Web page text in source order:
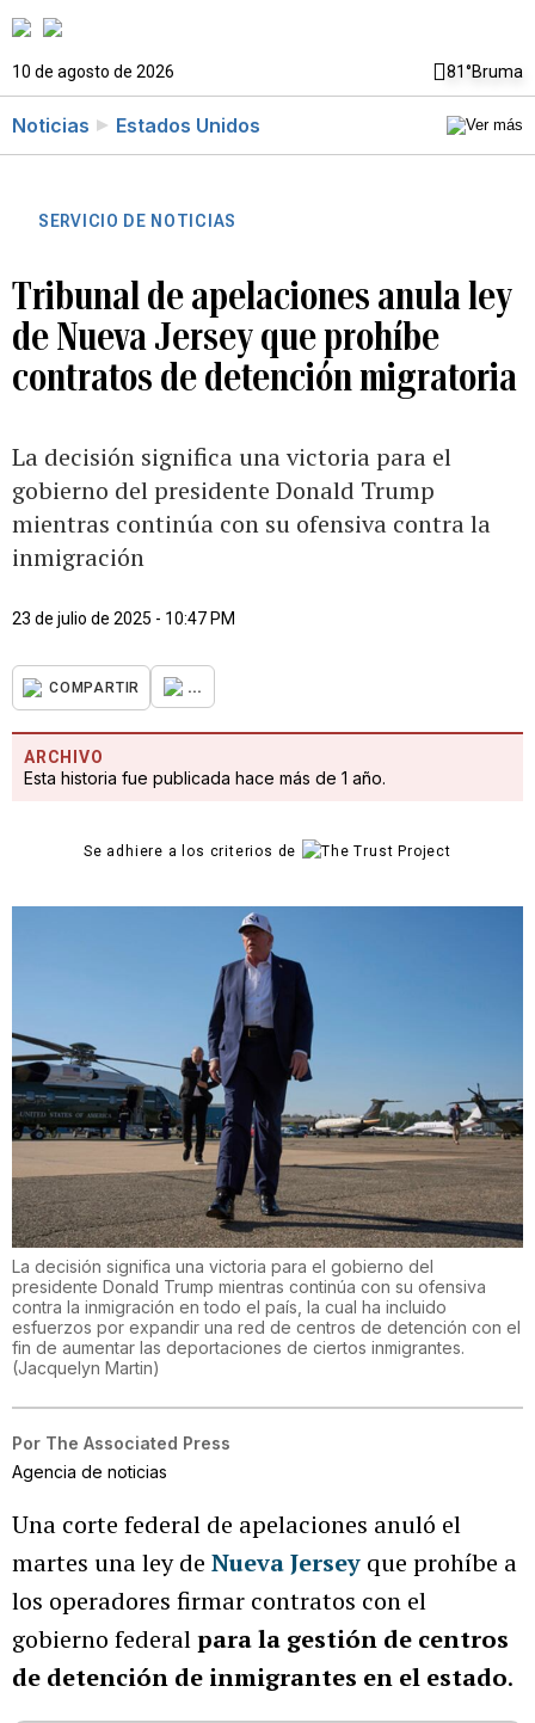
10 de agosto de 2026 81°Bruma
Noticias Estados Unidos
SERVICIO DE NOTICIAS
Tribunal de apelaciones anula ley
de Nueva Jersey que prohíbe
contratos de detención migratoria
La decisión significa una victoria para el
gobierno del presidente Donald Trump
mientras continúa con su ofensiva contra la
inmigración
23 de julio de 2025 - 10:47 PM
COMPARTIR ...
ARCHIVO
Esta historia fue publicada hace más de 1 año.
Se adhiere a los criterios de
La decisión significa una victoria para el gobierno del
presidente Donald Trump mientras continúa con su ofensiva
contra la inmigración en todo el país, la cual ha incluido
esfuerzos por expandir una red de centros de detención con el
fin de aumentar las deportaciones de ciertos inmigrantes.
(Jacquelyn Martin)
Por The Associated Press
Agencia de noticias
Una corte federal de apelaciones anuló el
martes una ley de Nueva Jersey que prohíbe a
los operadores firmar contratos con el
gobierno federalpara la gestión de centros
de detención de inmigrantes en el estado.